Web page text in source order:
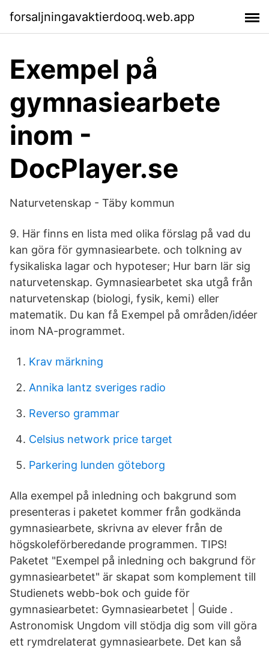
forsaljningavaktierdooq.web.app
Exempel på
gymnasiearbete
inom -
DocPlayer.se
Naturvetenskap - Täby kommun
9. Här finns en lista med olika förslag på vad du
kan göra för gymnasiearbete. och tolkning av
fysikaliska lagar och hypoteser; Hur barn lär sig
naturvetenskap. Gymnasiearbetet ska utgå från
naturvetenskap (biologi, fysik, kemi) eller
matematik. Du kan få Exempel på områden/idéer
inom NA-programmet.
Krav märkning
Annika lantz sveriges radio
Reverso grammar
Celsius network price target
Parkering lunden göteborg
Alla exempel på inledning och bakgrund som
presenteras i paketet kommer från godkända
gymnasiearbete, skrivna av elever från de
högskoleförberedande programmen. TIPS!
Paketet "Exempel på inledning och bakgrund för
gymnasiearbetet" är skapat som komplement till
Studienets webb-bok och guide för
gymnasiearbetet: Gymnasiearbetet | Guide .
Astronomisk Ungdom vill stödja dig som vill göra
ett rymdrelaterat gymnasiearbete. Det kan så